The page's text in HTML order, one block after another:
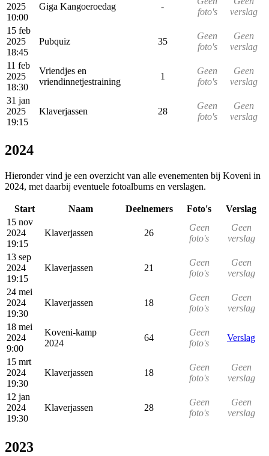
2025
10:00
Giga Kangoeroedag -
foto's
verslag
15 feb
2025
18:45
Pubquiz 35
Geen
foto's
Geen
verslag
11 feb
2025
18:30
Vriendjes en
vriendinnetjestraining
1
Geen
foto's
Geen
verslag
31 jan
2025
19:15
Klaverjassen 28
Geen
foto's
Geen
verslag
2024
Hieronder vind je een overzicht van alle evenementen bij Koveni in
2024, met daarbij eventuele fotoalbums en verslagen.
Start Naam Deelnemers Foto's
Verslag
15 nov
2024
19:15
Klaverjassen 26
Geen
foto's
Geen
verslag
13 sep
2024
19:15
Klaverjassen 21
Geen
foto's
Geen
verslag
24 mei
2024
19:30
Klaverjassen 18
Geen
foto's
Geen
verslag
18 mei
2024
9:00
Koveni-kamp
2024
64
Geen
foto's
Verslag
15 mrt
2024
19:30
Klaverjassen 18
Geen
foto's
Geen
verslag
12 jan
2024
19:30
Klaverjassen 28
Geen
foto's
Geen
verslag
2023